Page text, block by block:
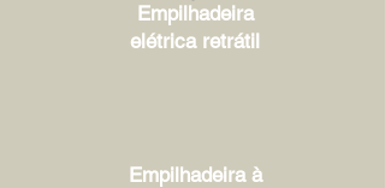
Empilhadeira
elétrica retrátil
Empilhadeira à